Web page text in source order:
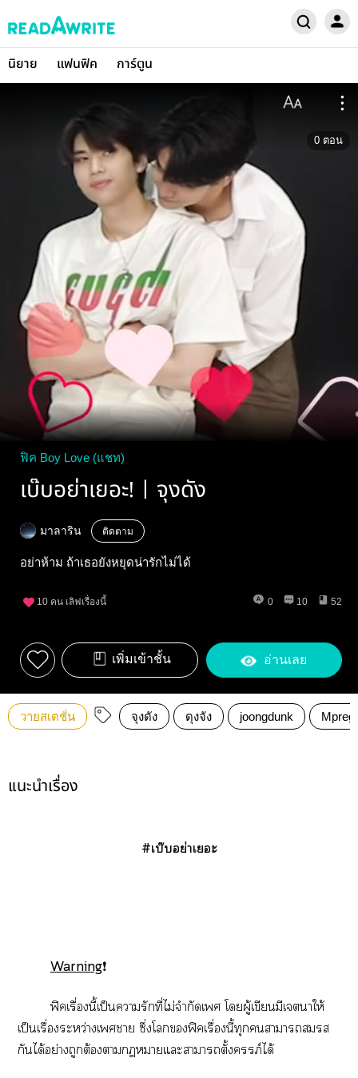
นิยาย แฟนฟิค การ์ตูน
0 ตอน
ฟิค Boy Love (แชท)
เบ๊บอย่าเยอะ!ㅣจุงดัง
มาลาริน ติดตาม
อย่าห้าม ถ้าเธอยังหยุดน่ารักไม่ได้
10 คน เลิฟเรื่องนี้ 0 10 52
เพิ่มเข้าชั้น อ่านเลย
วายสเตชั่น จุงดัง ดุงจัง joongdunk Mpreg
แนะนำเรื่อง
#เบ๊บอย่าเยอะ
Warning❗️
ฟิคเรื่องนี้เป็นความรักที่ไม่จำกัดเพศ โดยผู้เขียนมีเจตนาให้
เป็นเรื่องระหว่างเพศชาย ซึ่งโลกของฟิคเรื่องนี้ทุกคนสามารถสมรส
กันได้อย่างถูกต้องตามกฎหมายและสามารถตั้งครรภ์ได้